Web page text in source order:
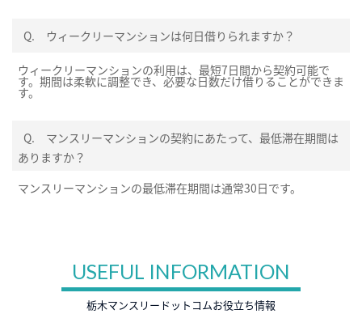
Q. ウィークリーマンションは何日借りられますか？
ウィークリーマンションの利用は、最短7日間から契約可能で
す。期間は柔軟に調整でき、必要な日数だけ借りることができま
す。
Q.
マンスリーマンションの契約にあたって、最低滞在期間は
ありますか？
マンスリーマンションの最低滞在期間は通常30日です。
USEFUL INFORMATION
栃木マンスリードットコムお役立ち情報